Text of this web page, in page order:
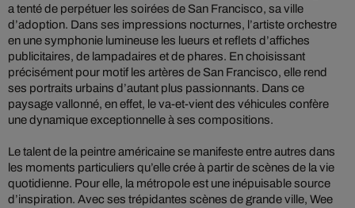
a tenté de perpétuer les soirées de San Francisco, sa ville
d’adoption. Dans ses impressions nocturnes, l’artiste orchestre
en une symphonie lumineuse les lueurs et reflets d’affiches
publicitaires, de lampadaires et de phares. En choisissant
précisément pour motif les artères de San Francisco, elle rend
ses portraits urbains d’autant plus passionnants. Dans ce
paysage vallonné, en effet, le va-et-vient des véhicules confère
une dynamique exceptionnelle à ses compositions.
Le talent de la peintre américaine se manifeste entre autres dans
les moments particuliers qu’elle crée à partir de scènes de la vie
quotidienne. Pour elle, la métropole est une inépuisable source
d’inspiration. Avec ses trépidantes scènes de grande ville, Wee